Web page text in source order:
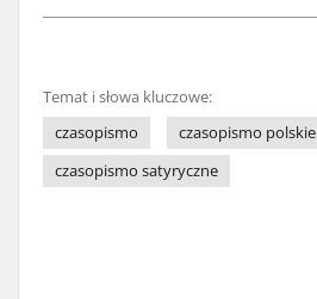
Temat i słowa kluczowe:
czasopismo
czasopismo polskie
czasopismo satyryczne